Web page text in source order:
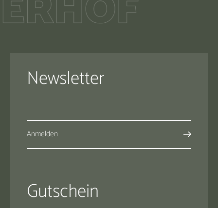
Newsletter
Anmelden
Gutschein